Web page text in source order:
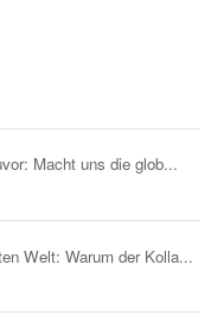
Macht uns die glob...
Welt: Warum der Kolla...